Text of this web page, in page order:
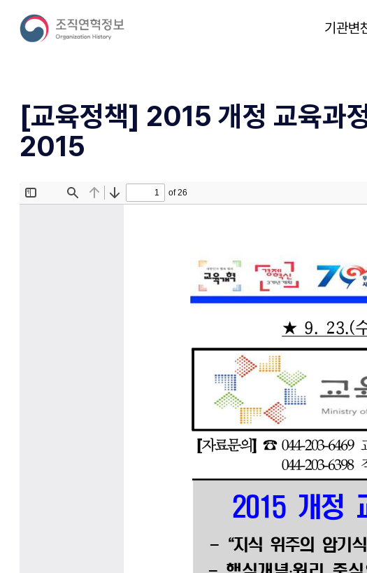
기관변
[교육정책] 2015 개정 교육과
2015